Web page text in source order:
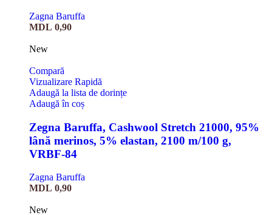
Zagna Baruffa
MDL 0,90
New
Compară
Vizualizare Rapidă
Adaugă la lista de dorințe
Adaugă în coș
Zegna Baruffa, Cashwool Stretch 21000, 95%
lână merinos, 5% elastan, 2100 m/100 g,
VRBF-84
Zagna Baruffa
MDL 0,90
New